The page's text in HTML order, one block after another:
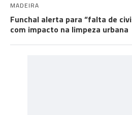
MADEIRA
Funchal alerta para “falta de
com impacto na limpeza urbana